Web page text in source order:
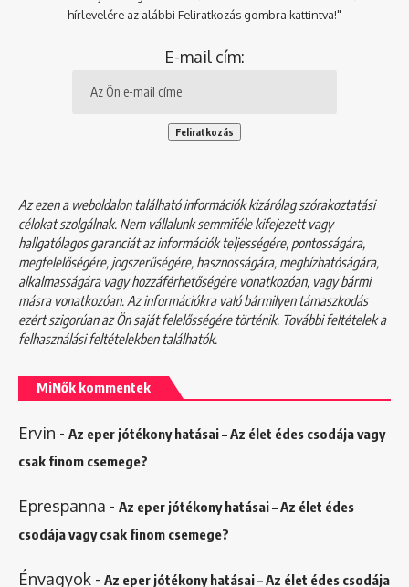
hírlevelére az alábbi Feliratkozás gombra kattintva!"
E-mail cím:
Az ezen a weboldalon található információk kizárólag szórakoztatási
célokat szolgálnak. Nem vállalunk semmiféle kifejezett vagy
hallgatólagos garanciát az információk teljességére, pontosságára,
megfelelőségére, jogszerűségére, hasznosságára, megbízhatóságára,
alkalmasságára vagy hozzáférhetőségére vonatkozóan, vagy bármi
másra vonatkozóan. Az információkra való bármilyen támaszkodás
ezért szigorúan az Ön saját felelősségére történik. További feltételek a
felhasználási feltételekbentalálhatók.
MiNők kommentek
Ervin - Az eper jótékony hatásai – Az élet édes csodája vagy
csak finom csemege?
Eprespanna - Az eper jótékony hatásai – Az élet édes
csodája vagy csak finom csemege?
Énvagyok - Az eper jótékony hatásai – Az élet édes csodája